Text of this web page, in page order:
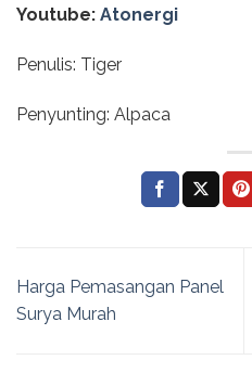
Youtube: Atonergi
Penulis: Tiger
Penyunting: Alpaca
Harga Pemasangan Panel
Surya Murah